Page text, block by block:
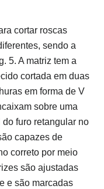
cortar roscas
sendo a
5. A matriz tem a
cortada em duas
em forma de V
sobre uma
furo retangular no
capazes de
correto por meio
são ajustadas
e são marcadas